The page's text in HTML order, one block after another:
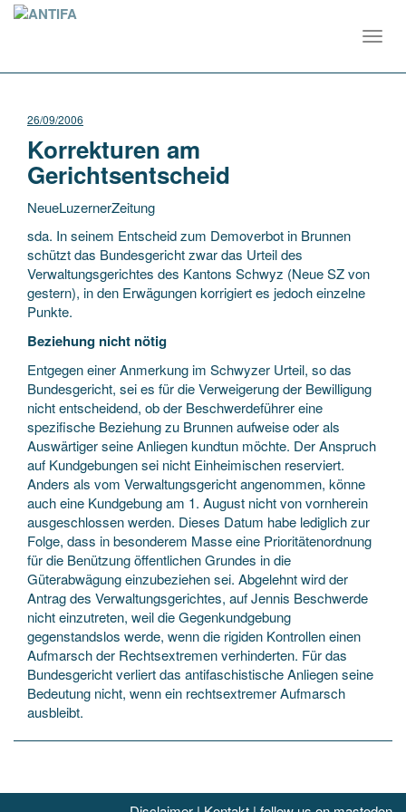
26/09/2006
Korrekturen am
Gerichtsentscheid
NeueLuzernerZeitung
sda. In seinem Entscheid zum Demoverbot in Brunnen
schützt das Bundesgericht zwar das Urteil des
Verwaltungsgerichtes des Kantons Schwyz (Neue SZ von
gestern), in den Erwägungen korrigiert es jedoch einzelne
Punkte.
Beziehung nicht nötig
Entgegen einer Anmerkung im Schwyzer Urteil, so das
Bundesgericht, sei es für die Verweigerung der Bewilligung
nicht entscheidend, ob der Beschwerdeführer eine
spezifische Beziehung zu Brunnen aufweise oder als
Auswärtiger seine Anliegen kundtun möchte. Der Anspruch
auf Kundgebungen sei nicht Einheimischen reserviert.
Anders als vom Verwaltungsgericht angenommen, könne
auch eine Kundgebung am 1. August nicht von vornherein
ausgeschlossen werden. Dieses Datum habe lediglich zur
Folge, dass in besonderem Masse eine Prioritätenordnung
für die Benützung öffentlichen Grundes in die
Güterabwägung einzubeziehen sei. Abgelehnt wird der
Antrag des Verwaltungsgerichtes, auf Jennis Beschwerde
nicht einzutreten, weil die Gegenkundgebung
gegenstandslos werde, wenn die rigiden Kontrollen einen
Aufmarsch der Rechtsextremen verhinderten. Für das
Bundesgericht verliert das antifaschistische Anliegen seine
Bedeutung nicht, wenn ein rechtsextremer Aufmarsch
ausbleibt.